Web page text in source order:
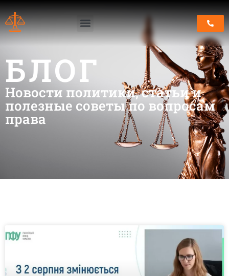
БЛОГ
Новости политики, статьи и
полезные советы по вопросам
права